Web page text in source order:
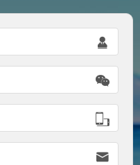



